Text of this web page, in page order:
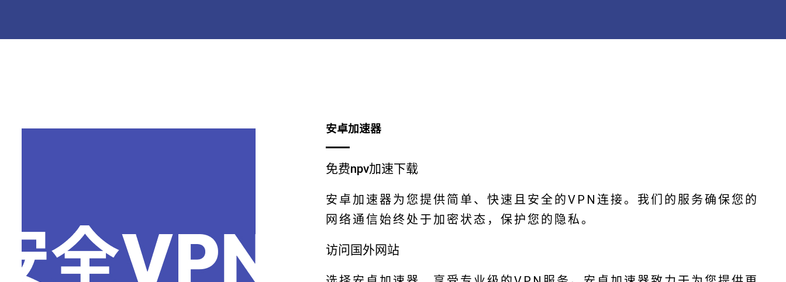
安卓加速器
免费npv加速下载
安卓加速器为您提供简单、快速且安全的VPN连接。我们的服务确保您的
网络通信始终处于加密状态，保护您的隐私。
访问国外网站